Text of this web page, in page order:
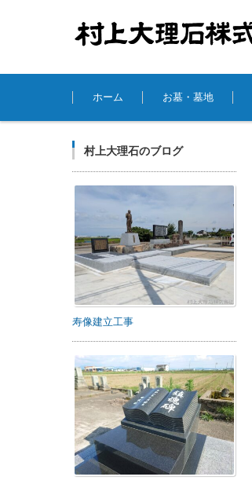
コンテンツに移動
ホーム
お墓・墓地
村上大理石のブログ
寿像建立工事